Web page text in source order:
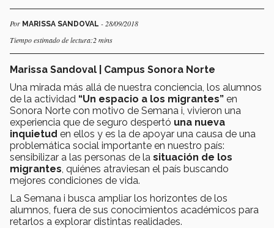
Por MARISSA SANDOVAL - 28/09/2018
Tiempo estimado de lectura:2 mins
Marissa Sandoval | Campus Sonora Norte
Una mirada más allá de nuestra conciencia, los alumnos
de la actividad “Un espacio a los migrantes” en
Sonora Norte con motivo de Semana i, vivieron una
experiencia que de seguro despertó una nueva
inquietud en ellos y es la de apoyar una causa de una
problemática social importante en nuestro país:
sensibilizar a las personas de la situación de los
migrantes , quiénes atraviesan el país buscando
mejores condiciones de vida.
La Semana i busca ampliar los horizontes de los
alumnos, fuera de sus conocimientos académicos para
retarlos a explorar distintas realidades.